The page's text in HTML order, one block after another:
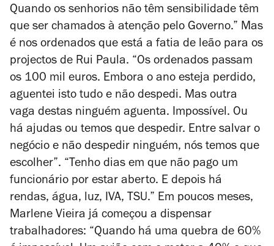
Quando os senhorios não têm sensibilidade têm
que ser chamados à atenção pelo Governo.” Mas
é nos ordenados que está a fatia de leão para os
projectos de Rui Paula. “Os ordenados passam
os 100 mil euros. Embora o ano esteja perdido,
aguentei isto tudo e não despedi. Mas outra
vaga destas ninguém aguenta. Impossível. Ou
há ajudas ou temos que despedir. Entre salvar o
negócio e não despedir ninguém, nós temos que
escolher”. “Tenho dias em que não pago um
funcionário por estar aberto. E depois há
rendas, água, luz, IVA, TSU.” Em poucos meses,
Marlene Vieira já começou a dispensar
trabalhadores: “Quando há uma quebra de 60%